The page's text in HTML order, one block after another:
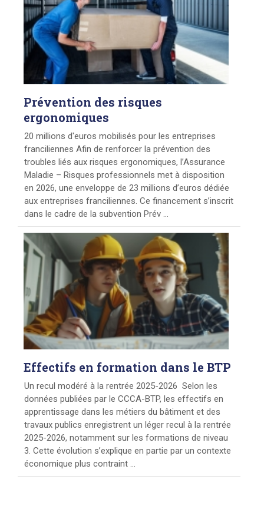
Prévention des risques
ergonomiques
20 millions d'euros mobilisés pour les entreprises
franciliennes Afin de renforcer la prévention des
troubles liés aux risques ergonomiques, l’Assurance
Maladie – Risques professionnels met à disposition
en 2026, une enveloppe de 23 millions d’euros dédiée
aux entreprises franciliennes. Ce financement s’inscrit
dans le cadre de la subvention Prév ...
Effectifs en formation dans le BTP
Un recul modéré à la rentrée 2025-2026 Selon les
données publiées par le CCCA-BTP, les effectifs en
apprentissage dans les métiers du bâtiment et des
travaux publics enregistrent un léger recul à la rentrée
2025-2026, notamment sur les formations de niveau
3. Cette évolution s’explique en partie par un contexte
économique plus contraint ...